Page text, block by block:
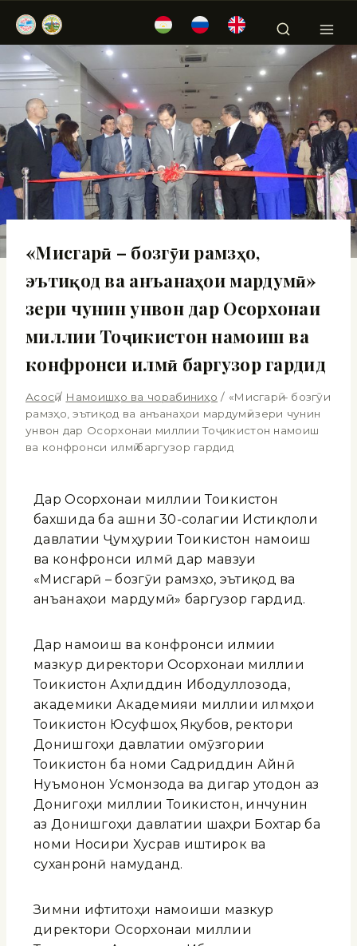
«Мисгарӣ – бозгӯи рамзҳо,
эътиқод ва анъанаҳои мардумӣ»
зери чунин унвон дар Осорхонаи
миллии Тоҷикистон намоиш ва
конфронси илмӣ баргузор гардид
Асосӣ / Намоишҳо ва чорабиниҳо / «Мисгарӣ – бозгӯи
рамзҳо, эътиқод ва анъанаҳои мардумӣ» зери чунин
унвон дар Осорхонаи миллии Тоҷикистон намоиш
ва конфронси илмӣ баргузор гардид
Дар Осорхонаи миллии Тоҷикистон
бахшида ба ҷашни 30-солагии Истиқлоли
давлатии Ҷумҳурии Тоҷикистон намоиш
ва конфронси илмӣ дар мавзуи
«Мисгарӣ – бозгӯи рамзҳо, эътиқод ва
анъанаҳои мардумӣ» баргузор гардид.
Дар намоиш ва конфронси илмии
мазкур директори Осорхонаи миллии
Тоҷикистон Аҳлиддин Ибодуллозода,
академики Академияи миллии илмҳои
Тоҷикистон Юсуфшоҳ Яқубов, ректори
Донишгоҳи давлатии омӯзгории
Тоҷикистон ба номи Садриддин Айнӣ
Нуъмонҷон Усмонзода ва дигар утодон аз
Донигоҳи миллии Тоҷикистон, инчунин
аз Донишгоҳи давлатии шаҳри Бохтар ба
номи Носири Хусрав иштирок ва
суханронӣ намуданд.
Зимни ифтитоҳи намоиши мазкур
директори Осорхонаи миллии